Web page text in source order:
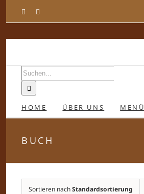
springen
Facebook
Suche
nach:
HOME ÜBER UNS MENÜ
BUCH
Sortieren nachStandardsortierung